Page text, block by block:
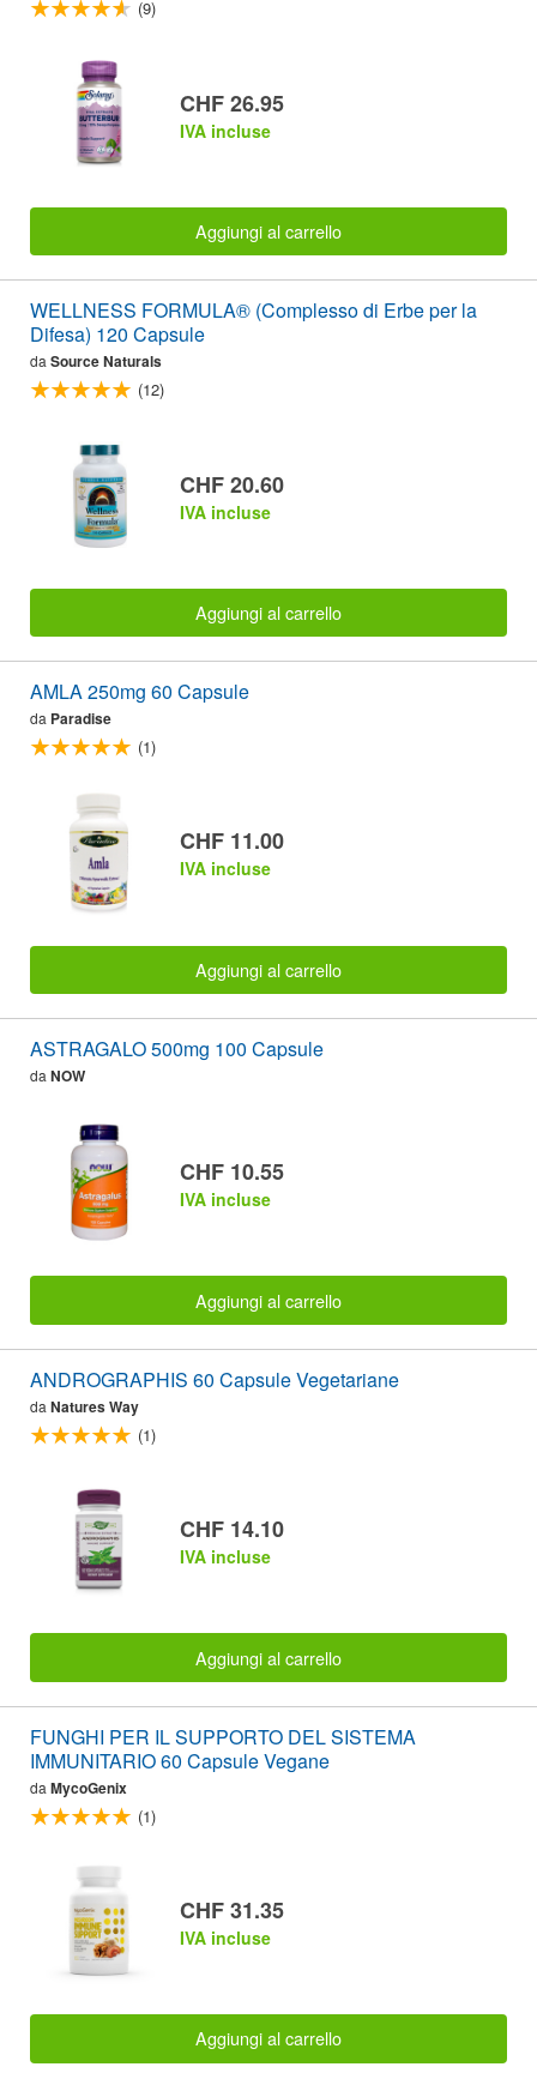
(9)
CHF 26.95
IVA incluse
Aggiungi al carrello
WELLNESS FORMULA® (Complesso di Erbe per la
Difesa) 120 Capsule
da Source Naturals
(12)
CHF 20.60
IVA incluse
Aggiungi al carrello
AMLA 250mg 60 Capsule
da Paradise
(1)
CHF 11.00
IVA incluse
Aggiungi al carrello
ASTRAGALO 500mg 100 Capsule
da NOW
CHF 10.55
IVA incluse
Aggiungi al carrello
ANDROGRAPHIS 60 Capsule Vegetariane
da Natures Way
(1)
CHF 14.10
IVA incluse
Aggiungi al carrello
FUNGHI PER IL SUPPORTO DEL SISTEMA
IMMUNITARIO 60 Capsule Vegane
da MycoGenix
(1)
CHF 31.35
IVA incluse
Aggiungi al carrello